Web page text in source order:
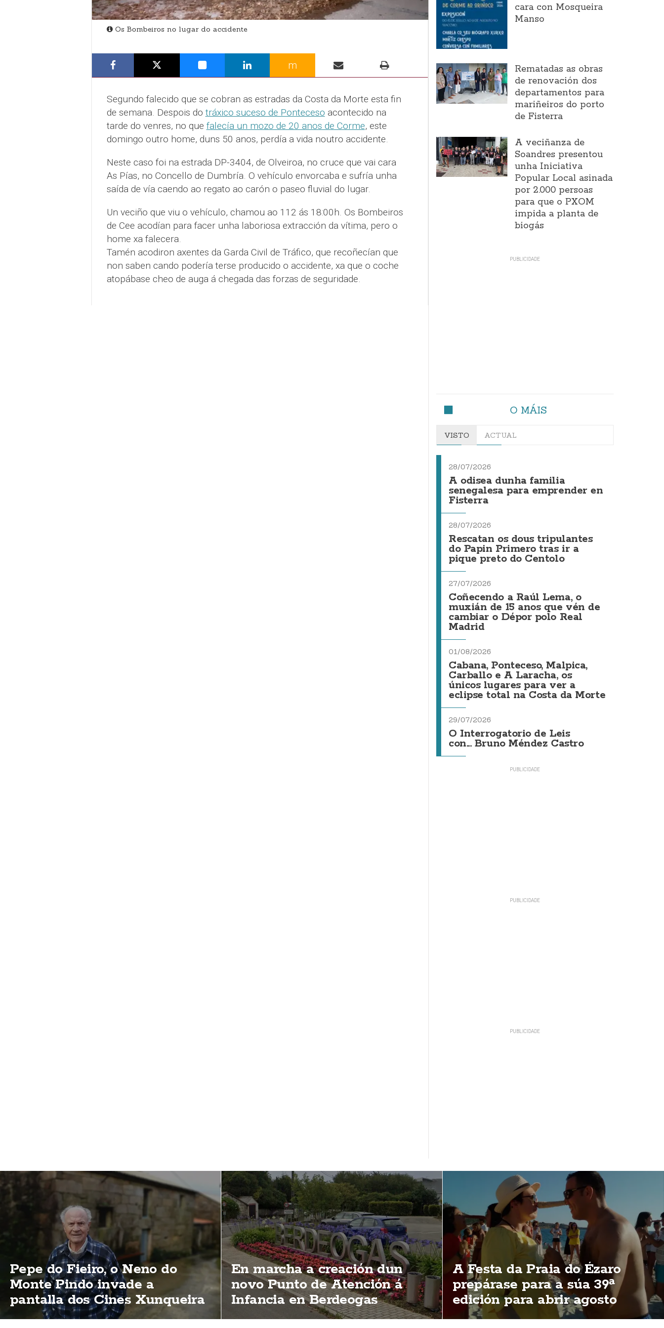
Os Bombeiros no lugar do accidente
m
Segundo falecido que se cobran as estradas da Costa da Morte esta fin
de semana. Despois do tráxico suceso de Ponteceso acontecido na
tarde do venres, no que falecía un mozo de 20 anos de Corme, este
domingo outro home, duns 50 anos, perdía a vida noutro accidente.
Neste caso foi na estrada DP-3404, de Olveiroa, no cruce que vai cara
As Pías, no Concello de Dumbría. O vehículo envorcaba e sufría unha
saída de vía caendo ao regato ao carón o paseo fluvial do lugar.
Un veciño que viu o vehículo, chamou ao 112 ás 18:00h. Os Bombeiros
de Cee acodían para facer unha laboriosa extracción da vítima, pero o
home xa falecera.
Tamén acodiron axentes da Garda Civil de Tráfico, que recoñecían que
non saben cando podería terse producido o accidente, xa que o coche
atopábase cheo de auga á chegada das forzas de seguridade.
cara con Mosqueira
Manso
Rematadas as obras
de renovación dos
departamentos para
mariñeiros do porto
de Fisterra
A veciñanza de
Soandres presentou
unha Iniciativa
Popular Local asinada
por 2.000 persoas
para que o PXOM
impida a planta de
biogás
O MÁIS
VISTO ACTUAL
28/07/2026
A odisea dunha familia
senegalesa para emprender en
Fisterra
28/07/2026
Rescatan os dous tripulantes
do Papin Primero tras ir a
pique preto do Centolo
27/07/2026
Coñecendo a Raúl Lema, o
muxián de 15 anos que vén de
cambiar o Dépor polo Real
Madrid
01/08/2026
Cabana, Ponteceso, Malpica,
Carballo e A Laracha, os
únicos lugares para ver a
eclipse total na Costa da Morte
29/07/2026
O Interrogatorio de Leis
con... Bruno Méndez Castro
Pepe do Fieiro, o Neno do
Monte Pindo invade a
pantalla dos Cines Xunqueira
En marcha a creación dun
novo Punto de Atención á
Infancia en Berdeogas
A Festa da Praia do Ézaro
prepárase para a súa 39ª
edición para abrir agosto